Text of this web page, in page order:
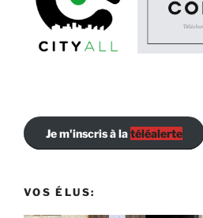
Je m'inscris à latéléalerte
VOS ÉLUS: